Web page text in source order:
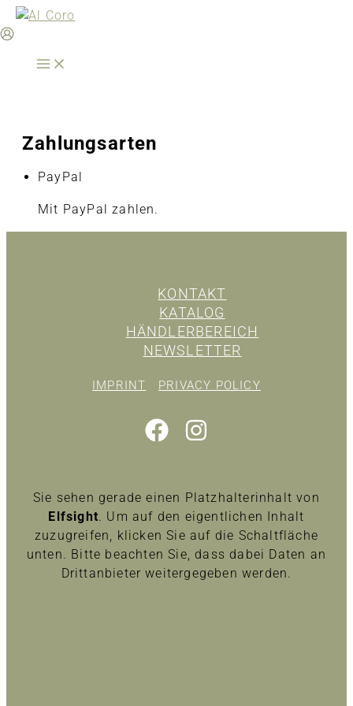
Zum
Inhalt
Zahlungsarten
PayPal
Mit PayPal zahlen.
KONTAKT
KATALOG
HÄNDLERBEREICH
NEWSLETTER
IMPRINT PRIVACY POLICY
Sie sehen gerade einen Platzhalterinhalt von
Elfsight. Um auf den eigentlichen Inhalt
zuzugreifen, klicken Sie auf die Schaltfläche
unten. Bitte beachten Sie, dass dabei Daten an
Drittanbieter weitergegeben werden.